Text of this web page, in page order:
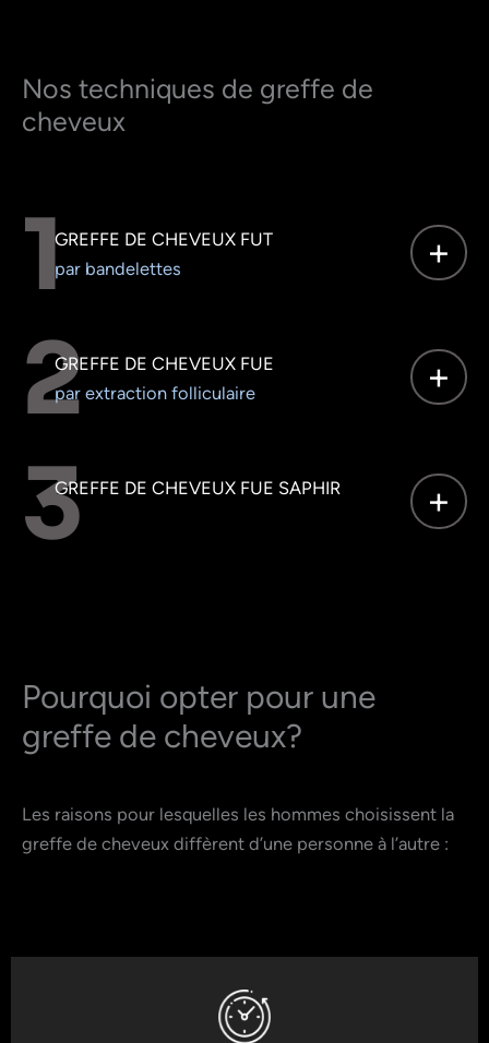
Nos techniques de greffe de
cheveux
GREFFE DE CHEVEUX FUT
par bandelettes
GREFFE DE CHEVEUX FUE
par extraction folliculaire
GREFFE DE CHEVEUX FUE SAPHIR
Pourquoi opter pour une
greffe de cheveux?
Les raisons pour lesquelles les hommes choisissent la
greffe de cheveux diffèrent d’une personne à l’autre :